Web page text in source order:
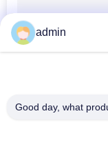
ऑटो
admin
Good day, what